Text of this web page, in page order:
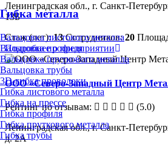
Гибка металла
Вальцовка листового металла
Вальцовка профиля
Вальцовка пруткового металла
Вальцовка трубы
3D-гибка проволоки
Гибка листового металла
Гибка на прессе
Гибка профиля
Гибка пруткового металла
Гибка трубы
Ленинградская обл., г. Санкт-
13Б
Стаж (лет):13 Сотрудников:20
Подробнее о предприятии
ООО «Северо-Западный Центр
Рейтинг по отзывам:
(5.0)
Ленинградская обл., г. Санкт-
д. 2А